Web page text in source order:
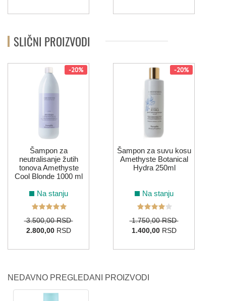
SLIČNI PROIZVODI
-20%
Šampon za
neutralisanje žutih
tonova Amethyste
Cool Blonde 1000 ml
Na stanju
3.500,00 RSD
2.800,00RSD
-20%
Šampon za suvu kosu
Amethyste Botanical
Hydra 250ml
Na stanju
1.750,00 RSD
1.400,00RSD
NEDAVNO PREGLEDANI PROIZVODI